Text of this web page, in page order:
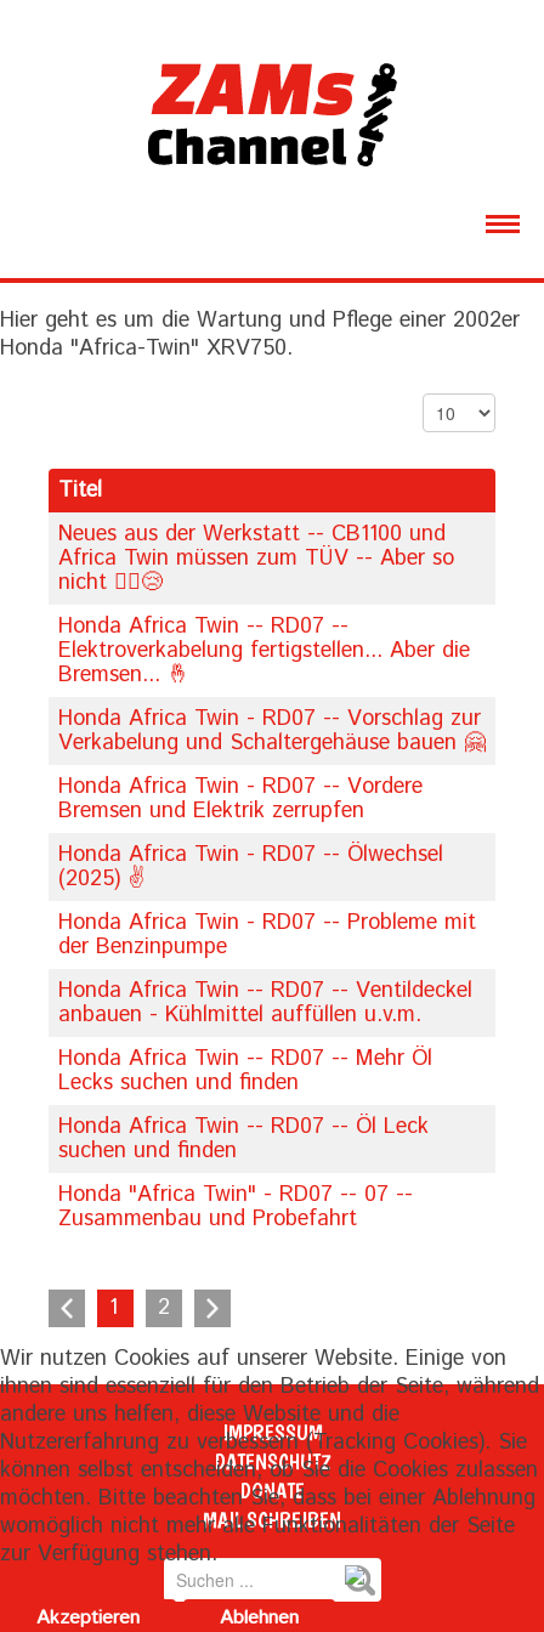
ÜBER MICH
MOTORRÄDER
DOWNLOADS
Hier geht es um die Wartung und Pflege einer 2002er
Honda "Africa-Twin" XRV750.
Anzeige #
Titel
Neues aus der Werkstatt -- CB1100 und
Africa Twin müssen zum TÜV -- Aber so
nicht 🤦‍♂️😢
Honda Africa Twin -- RD07 --
Elektroverkabelung fertigstellen... Aber die
Bremsen... 🤞
Honda Africa Twin - RD07 -- Vorschlag zur
Verkabelung und Schaltergehäuse bauen 🤗
Honda Africa Twin - RD07 -- Vordere
Bremsen und Elektrik zerrupfen
Honda Africa Twin - RD07 -- Ölwechsel
(2025) ✌
Honda Africa Twin - RD07 -- Probleme mit
der Benzinpumpe
Honda Africa Twin -- RD07 -- Ventildeckel
anbauen - Kühlmittel auffüllen u.v.m.
Honda Africa Twin -- RD07 -- Mehr Öl
Lecks suchen und finden
Honda Africa Twin -- RD07 -- Öl Leck
suchen und finden
Honda "Africa Twin" - RD07 -- 07 --
Zusammenbau und Probefahrt
1 2
IMPRESSUM
DATENSCHUTZ
DONATE
MAIL SCHREIBEN
Suchen
...
Wir nutzen Cookies auf unserer Website. Einige von
ihnen sind essenziell für den Betrieb der Seite, während
andere uns helfen, diese Website und die
Nutzererfahrung zu verbessern (Tracking Cookies). Sie
können selbst entscheiden, ob Sie die Cookies zulassen
möchten. Bitte beachten Sie, dass bei einer Ablehnung
womöglich nicht mehr alle Funktionalitäten der Seite
zur Verfügung stehen.
Akzeptieren Ablehnen